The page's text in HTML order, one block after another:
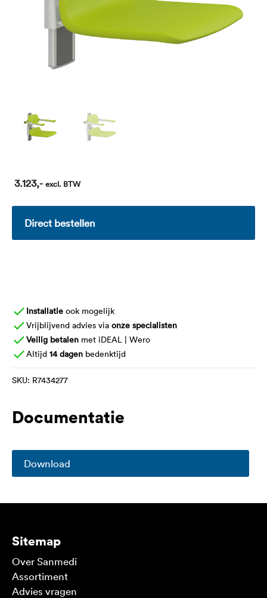
3.123,- excl. BTW
Direct bestellen
Installatie ook mogelijk
Vrijblijvend advies via onze specialisten
Veilig betalen met iDEAL | Wero
Altijd 14 dagen bedenktijd
SKU: R7434277
Documentatie
Download
Sitemap
Over Sanmedi
Assortiment
Advies vragen